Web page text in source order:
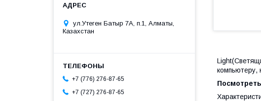
компьютеру,
ул.Утеген Батыр 7А, п.1, Алматы,
Казахстан
+7 (776) 276-87-65
+7 (727) 276-87-65